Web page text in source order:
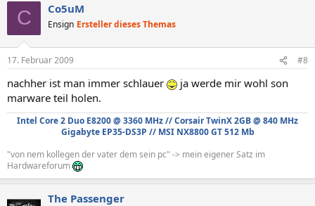
C Co5uM
Ensign Ersteller dieses Themas
17. Februar 2009 #8
nachher ist man immer schlauer
ja werde mir wohl son
marware teil holen.
Intel Core 2 Duo E8200 @ 3360 MHz // Corsair TwinX 2GB @ 840 MHz
Gigabyte EP35-DS3P // MSI NX8800 GT 512 Mb
"von nem kollegen der vater dem sein pc" -> mein eigener Satz im
Hardwareforum
The Passenger